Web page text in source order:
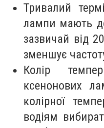
Тривалий
лампи мають
зазвичай від
зменшує
Колір
ксенонових
колірної
водіям